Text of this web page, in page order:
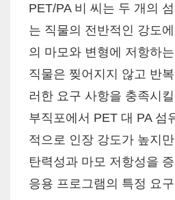
PET/PA 비 씨는 두 개의
는 직물의 전반적인 강도
의 마모와 변형에 저항하
직물은 찢어지지 않고 반
러한 요구 사항을 충족시
부직포에서 PET 대 PA 섬
적으로 인장 강도가 높지
탄력성과 마모 저항성을
응용 프로그램의 특정 요